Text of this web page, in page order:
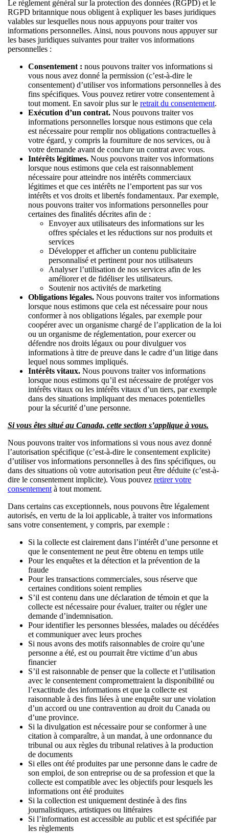
Le règlement général sur la protection des données (RGPD) et le
RGPD britannique nous obligent à expliquer les bases juridiques
valables sur lesquelles nous nous appuyons pour traiter vos
informations personnelles. Ainsi, nous pouvons nous appuyer sur
les bases juridiques suivantes pour traiter vos informations
personnelles :
Consentement : nous pouvons traiter vos informations si
vous nous avez donné la permission (c’est-à-dire le
consentement) d’utiliser vos informations personnelles à des
fins spécifiques. Vous pouvez retirer votre consentement à
tout moment. En savoir plus sur le retrait du consentement.
Exécution d’un contrat. Nous pouvons traiter vos
informations personnelles lorsque nous estimons que cela
est nécessaire pour remplir nos obligations contractuelles à
votre égard, y compris la fourniture de nos services, ou à
votre demande avant de conclure un contrat avec vous.
Intérêts légitimes. Nous pouvons traiter vos informations
lorsque nous estimons que cela est raisonnablement
nécessaire pour atteindre nos intérêts commerciaux
légitimes et que ces intérêts ne l’emportent pas sur vos
intérêts et vos droits et libertés fondamentaux. Par exemple,
nous pouvons traiter vos informations personnelles pour
certaines des finalités décrites afin de :
Envoyer aux utilisateurs des informations sur les
offres spéciales et les réductions sur nos produits et
services
Développer et afficher un contenu publicitaire
personnalisé et pertinent pour nos utilisateurs
Analyser l’utilisation de nos services afin de les
améliorer et de fidéliser les utilisateurs.
Soutenir nos activités de marketing
Obligations légales. Nous pouvons traiter vos informations
lorsque nous estimons que cela est nécessaire pour nous
conformer à nos obligations légales, par exemple pour
coopérer avec un organisme chargé de l’application de la loi
ou un organisme de réglementation, pour exercer ou
défendre nos droits légaux ou pour divulguer vos
informations à titre de preuve dans le cadre d’un litige dans
lequel nous sommes impliqués.
Intérêts vitaux. Nous pouvons traiter vos informations
lorsque nous estimons qu’il est nécessaire de protéger vos
intérêts vitaux ou les intérêts vitaux d’un tiers, par exemple
dans des situations impliquant des menaces potentielles
pour la sécurité d’une personne.
Si vous êtes situé au Canada, cette section s’applique à vous.
Nous pouvons traiter vos informations si vous nous avez donné
l’autorisation spécifique (c’est-à-dire le consentement explicite)
d’utiliser vos informations personnelles à des fins spécifiques, ou
dans des situations où votre autorisation peut être déduite (c’est-à-
dire le consentement implicite). Vous pouvez retirer votre
consentement à tout moment.
Dans certains cas exceptionnels, nous pouvons être légalement
autorisés, en vertu de la loi applicable, à traiter vos informations
sans votre consentement, y compris, par exemple :
Si la collecte est clairement dans l’intérêt d’une personne et
que le consentement ne peut être obtenu en temps utile
Pour les enquêtes et la détection et la prévention de la
fraude
Pour les transactions commerciales, sous réserve que
certaines conditions soient remplies
S’il est contenu dans une déclaration de témoin et que la
collecte est nécessaire pour évaluer, traiter ou régler une
demande d’indemnisation.
Pour identifier les personnes blessées, malades ou décédées
et communiquer avec leurs proches
Si nous avons des motifs raisonnables de croire qu’une
personne a été, est ou pourrait être victime d’un abus
financier
S’il est raisonnable de penser que la collecte et l’utilisation
avec le consentement compromettraient la disponibilité ou
l’exactitude des informations et que la collecte est
raisonnable à des fins liées à une enquête sur une violation
d’un accord ou une contravention au droit du Canada ou
d’une province.
Si la divulgation est nécessaire pour se conformer à une
citation à comparaître, à un mandat, à une ordonnance du
tribunal ou aux règles du tribunal relatives à la production
de documents
Si elles ont été produites par une personne dans le cadre de
son emploi, de son entreprise ou de sa profession et que la
collecte est compatible avec les objectifs pour lesquels les
informations ont été produites
Si la collection est uniquement destinée à des fins
journalistiques, artistiques ou littéraires
Si l’information est accessible au public et est spécifiée par
les règlements